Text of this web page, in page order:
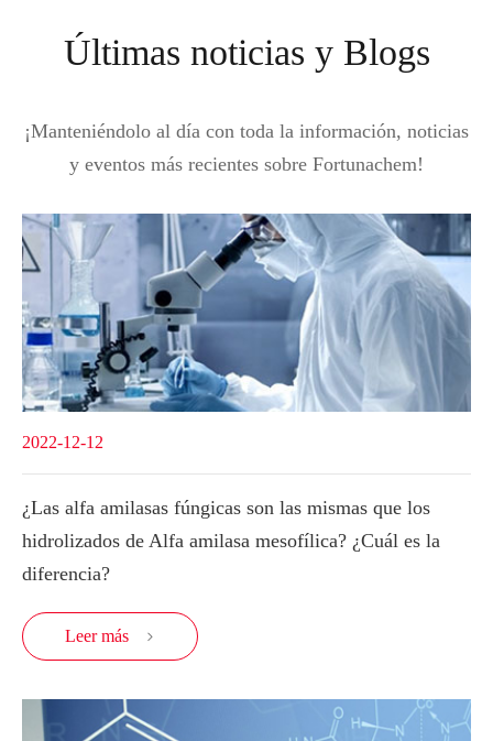
Últimas noticias y Blogs
¡Manteniéndolo al día con toda la información, noticias
y eventos más recientes sobre Fortunachem!
2022-12-12
¿Las alfa amilasas fúngicas son las mismas que los
hidrolizados de Alfa amilasa mesofílica? ¿Cuál es la
diferencia?
Leer más 